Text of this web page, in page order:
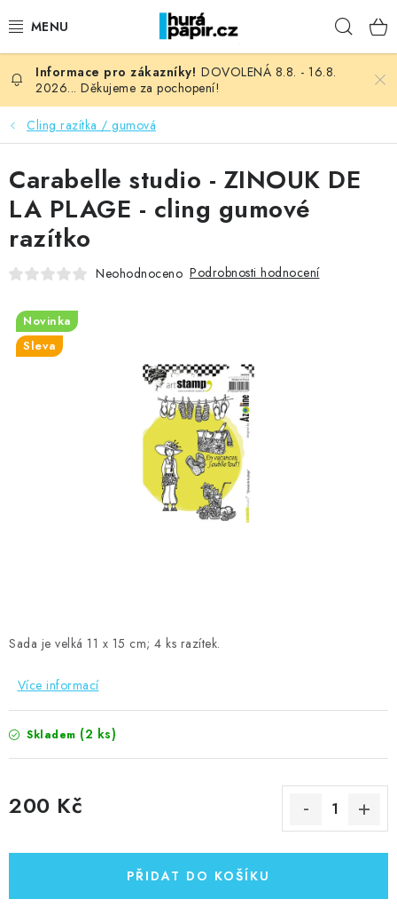
na
NOVINKY
HURÁ DÍLNA
VŠECHNO ZBOŽÍ
KNIHAŘSKÝ MATERIÁL
OBLÍBENÉ ♥️
FOTORECENZE
Moje objednávka
Obchodní podmínky
DOVOLENÁ 8.8. - 16.8.
2026... Děkujeme za pochopení!
Cling razítka / gumová
Sada je velká 11 x 15 cm; 4 ks razítek.
Více informací
Skladem (2 ks)
200 Kč
PŘIDAT DO KOŠÍKU
Carabelle studio - ZINOUK DE
LA PLAGE - cling gumové
razítko
Neohodnoceno Podrobnosti hodnocení
Novinka
Sleva